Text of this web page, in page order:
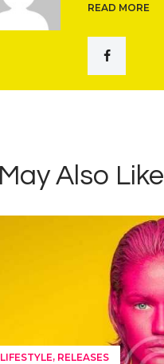
READ MORE
Also Like
LIFESTYLE, RELEASES